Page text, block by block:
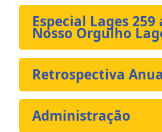
Especial Lages 259
Nosso Orgulho
Retrospectiva
Administração